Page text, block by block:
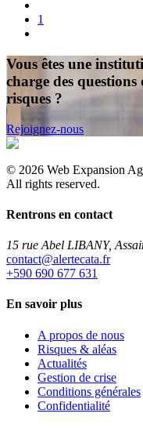
1
Vous êtes une
charge des
risques ?
Rejoignez-nous
© 2026 Web Expansion
All rights reserved.
Rentrons en contact
15 rue Abel LIBANY,
rf.atacetrela@tcatnoc
+590 690 677 631
En savoir plus
A propos de nous
Risques & aléas
Actualités
Gestion de crise
Conditions générales
Confidentialité